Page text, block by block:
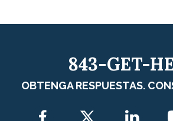
843-GET-
OBTENGA RESPUESTAS.